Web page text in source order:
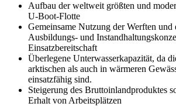
Aufbau der weltweit größten und
U-Boot-Flotte
Gemeinsame Nutzung der Werften und
Ausbildungs- und
Einsatzbereitschaft
Überlegene Unterwasserkapazität, da
arktischen als auch in wärmeren
einsatzfähig sind.
Steigerung des Bruttoinlandproduktes
Erhalt von Arbeitsplätzen